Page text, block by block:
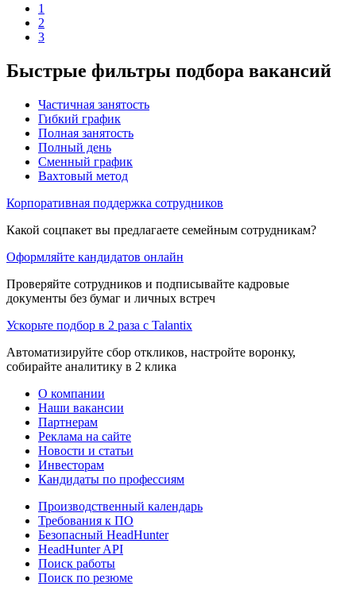
1
2
3
Быстрые фильтры подбора вакансий
Частичная занятость
Гибкий график
Полная занятость
Полный день
Сменный график
Вахтовый метод
Корпоративная поддержка сотрудников
Какой соцпакет вы предлагаете семейным сотрудникам?
Оформляйте кандидатов онлайн
Проверяйте сотрудников и подписывайте кадровые
документы без бумаг и личных встреч
Ускорьте подбор в 2 раза с Talantix
Автоматизируйте сбор откликов, настройте воронку,
собирайте аналитику в 2 клика
О компании
Наши вакансии
Партнерам
Реклама на сайте
Новости и статьи
Инвесторам
Кандидаты по профессиям
Производственный календарь
Требования к ПО
Безопасный HeadHunter
HeadHunter API
Поиск работы
Поиск по резюме